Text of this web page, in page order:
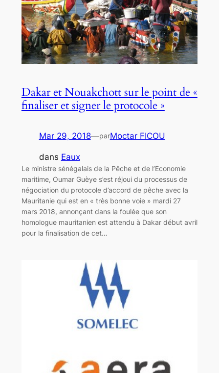
Dakar et Nouakchott sur le point de «
finaliser et signer le protocole »
Mar 29, 2018—parMoctar FICOU
dans Eaux
Le ministre sénégalais de la Pêche et de l’Economie
maritime, Oumar Guèye s’est réjoui du processus de
négociation du protocole d’accord de pêche avec la
Mauritanie qui est en « très bonne voie » mardi 27
mars 2018, annonçant dans la foulée que son
homologue mauritanien est attendu à Dakar début avril
pour la finalisation de cet…